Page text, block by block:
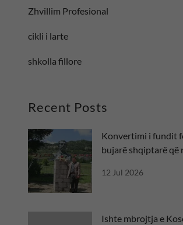
Zhvillim Profesional
cikli i larte
shkolla fillore
Recent Posts
Konvertimi i fundit
bujarë shqiptarë që
12 Jul 2026
Ishte mbrojtja e